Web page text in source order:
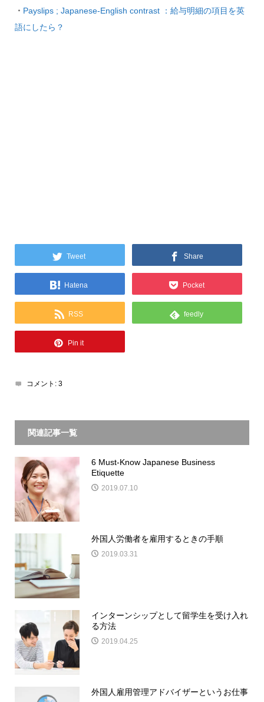
・ Payslips ; Japanese-English contrast ：給与明細の項目を英
語にしたら？
Tweet Share
Hatena Pocket
RSS feedly
Pin it
コメント: 3
関連記事一覧
6 Must-Know Japanese Business
Etiquette
2019.07.10
外国人労働者を雇用するときの手順
2019.03.31
インターンシップとして留学生を受け入れ
る方法
2019.04.25
外国人雇用管理アドバイザーというお仕事